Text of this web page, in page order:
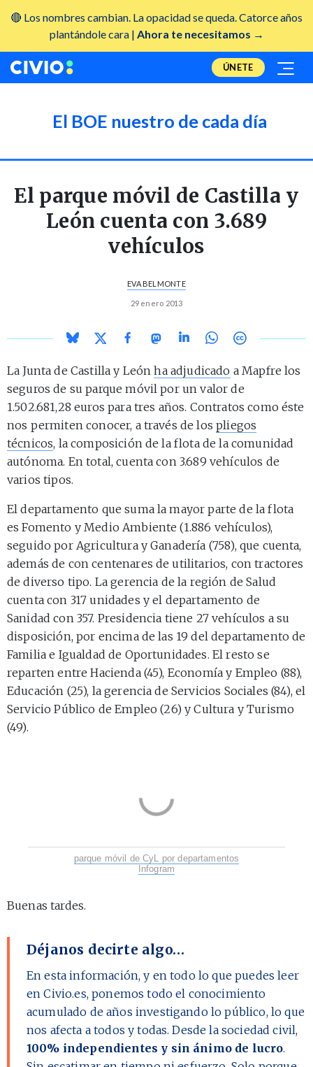
🔴 Los nombres cambian. La opacidad se queda. Catorce años
plantándole cara | Ahora te necesitamos →
ÚNETE
El BOE nuestro de cada día
El parque móvil de Castilla y
León cuenta con 3.689
vehículos
EVA BELMONTE
29 enero 2013
La Junta de Castilla y Leónha adjudicado a Mapfre los
seguros de su parque móvil por un valor de
1.502.681,28 euros para tres años. Contratos como éste
nos permiten conocer, a través de lospliegos
técnicos, la composición de la flota de la comunidad
autónoma. En total, cuenta con 3.689 vehículos de
varios tipos.
El departamento que suma la mayor parte de la flota
es Fomento y Medio Ambiente (1.886 vehículos),
seguido por Agricultura y Ganadería (758), que cuenta,
además de con centenares de utilitarios, con tractores
de diverso tipo. La gerencia de la región de Salud
cuenta con 317 unidades y el departamento de
Sanidad con 357. Presidencia tiene 27 vehículos a su
disposición, por encima de las 19 del departamento de
Familia e Igualdad de Oportunidades. El resto se
reparten entre Hacienda (45), Economía y Empleo (88),
Educación (25), la gerencia de Servicios Sociales (84), el
Servicio Público de Empleo (26) y Cultura y Turismo
(49).
parque móvil de CyL por departamentos
Infogram
Buenas tardes.
Déjanos decirte algo…
En esta información, y en todo lo que puedes leer
en Civio.es, ponemos todo el conocimiento
acumulado de años investigando lo público, lo que
nos afecta a todos y todas. Desde la sociedad civil,
100% independientes y sin ánimo de lucro.